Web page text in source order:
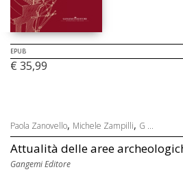
EPUB
€ 35,99
Paola Zanovello, Michele Zampilli, G ...
Attualità delle aree
Gangemi Editore